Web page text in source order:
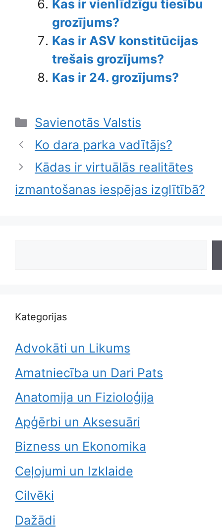
Kas ir vienlīdzīgu tiesību
grozījums?
Kas ir ASV konstitūcijas
trešais grozījums?
Kas ir 24. grozījums?
Categories
Savienotās Valstis
Ko dara parka vadītājs?
Kādas ir virtuālās realitātes
izmantošanas iespējas izglītībā?
Kategorijas
Advokāti un Likums
Amatniecība un Dari Pats
Anatomija un Fizioloģija
Apģērbi un Aksesuāri
Bizness un Ekonomika
Ceļojumi un Izklaide
Cilvēki
Dažādi